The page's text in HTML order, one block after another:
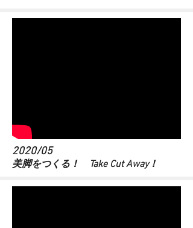
2020/05
​美脚をつくる！ Take Cut Away！